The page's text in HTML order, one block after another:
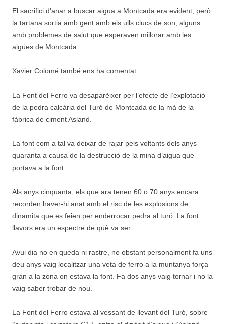
El sacrifici d’anar a buscar aigua a Montcada era evident, però
la tartana sortia amb gent amb els ulls clucs de son, alguns
amb problemes de salut que esperaven millorar amb les
aigües de Montcada.
Xavier Colomé també ens ha comentat:
La Font del Ferro va desaparèixer per l’efecte de l’explotació
de la pedra calcària del Turó de Montcada de la mà de la
fàbrica de ciment Asland.
La font com a tal va deixar de rajar pels voltants dels anys
quaranta a causa de la destrucció de la mina d’aigua que
portava a la font.
Als anys cinquanta, els que ara tenen 60 o 70 anys encara
recorden haver-hi anat amb el risc de les explosions de
dinamita que es feien per enderrocar pedra al turó. La font
llavors era un espectre de què va ser.
Avui dia no en queda ni rastre, no obstant personalment fa uns
deu anys vaig localitzar una veta de ferro a la muntanya força
gran a la zona on estava la font. Fa dos anys vaig tornar i no la
vaig saber trobar de nou.
La Font del Ferro estava al vessant de llevant del Turó, sobre